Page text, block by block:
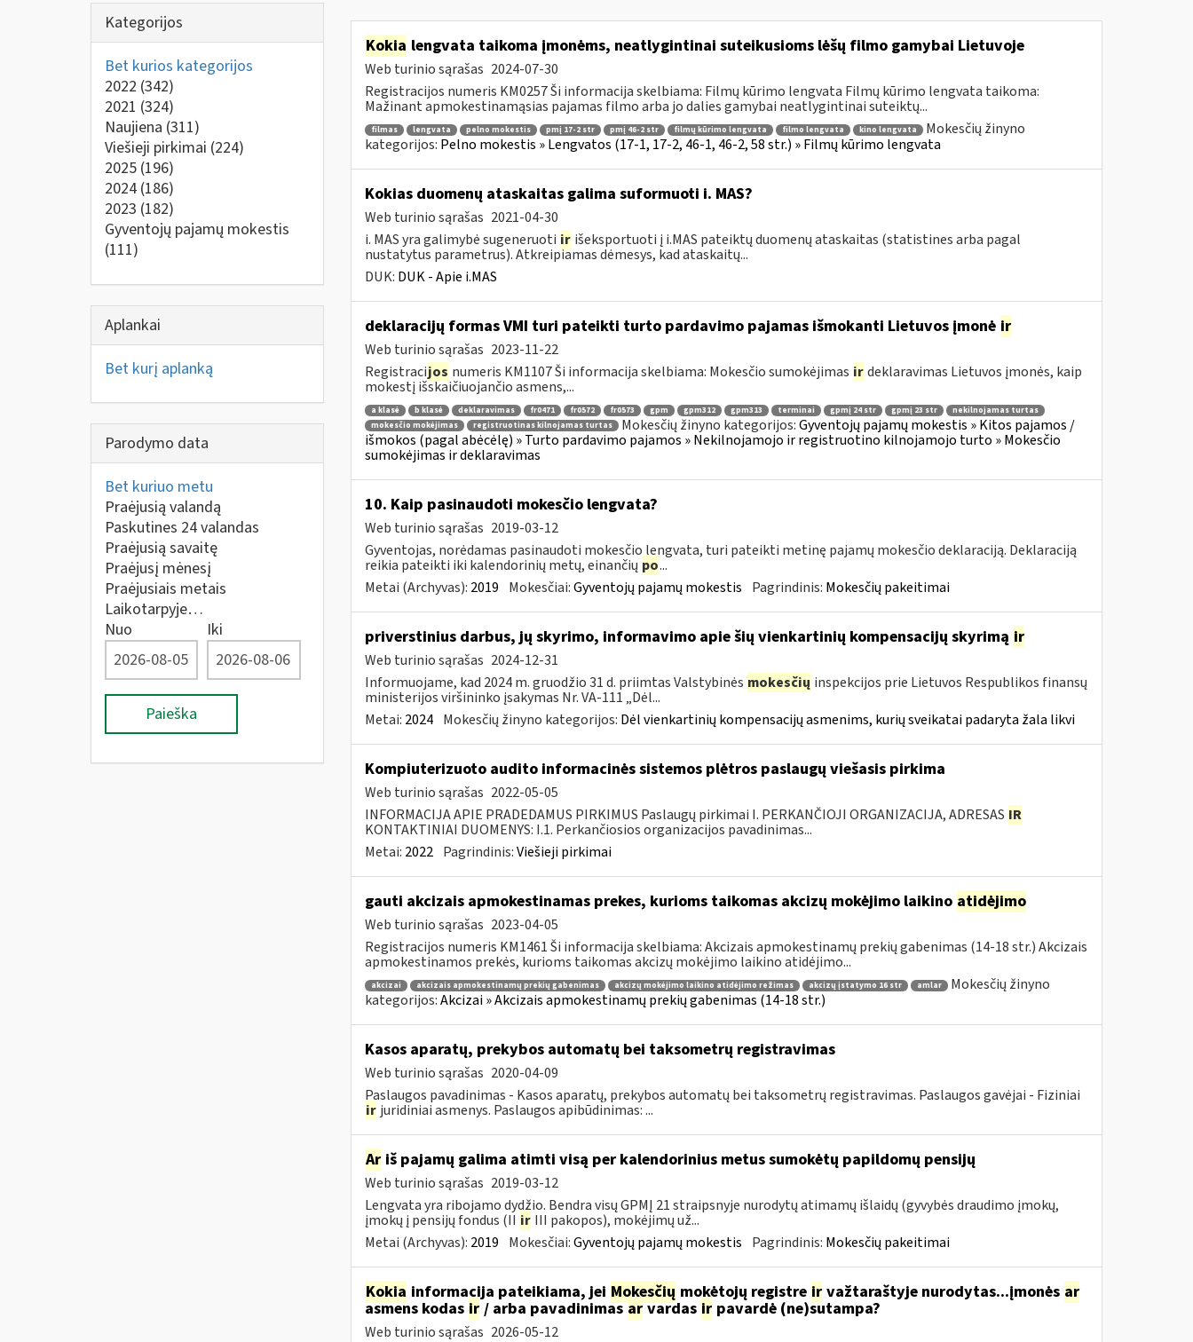
Kategorijos
Bet kurios kategorijos
2022 (342)
2021 (324)
Naujiena (311)
Viešieji pirkimai (224)
2025 (196)
2024 (186)
2023 (182)
Gyventojų pajamų mokestis
(111)
Aplankai
Bet kurį aplanką
Parodymo data
Bet kuriuo metu
Praėjusią valandą
Paskutines 24 valandas
Praėjusią savaitę
Praėjusį mėnesį
Praėjusiais metais
Laikotarpyje…
Nuo
Iki
Paieška
Kokia lengvata taikoma įmonėms, neatlygintinai suteikusioms lėšų filmo gamybai Lietuvoje
Web turinio sąrašas 2024-07-30
Registracijos numeris KM0257 Ši informacija skelbiama: Filmų kūrimo lengvata Filmų kūrimo lengvata taikoma:
Mažinant apmokestinamąsias pajamas filmo arba jo dalies gamybai neatlygintinai suteiktų...
filmas lengvata pelno mokestis pmį 17-2 str pmį 46-2 str filmų kūrimo lengvata filmo lengvata kino lengvata
Mokesčių žinyno
kategorijos: Pelno mokestis » Lengvatos (17-1, 17-2, 46-1, 46-2, 58 str.) » Filmų kūrimo lengvata
Kokias duomenų ataskaitas galima suformuoti i. MAS?
Web turinio sąrašas 2021-04-30
i. MAS yra galimybė sugeneruoti ir išeksportuoti į i.MAS pateiktų duomenų ataskaitas (statistines arba pagal
nustatytus parametrus). Atkreipiamas dėmesys, kad ataskaitų...
DUK: DUK - Apie i.MAS
deklaracijų formas VMI turi pateikti turto pardavimo pajamas išmokanti Lietuvos įmonė ir
Web turinio sąrašas 2023-11-22
Registracijos numeris KM1107 Ši informacija skelbiama: Mokesčio sumokėjimas ir deklaravimas Lietuvos įmonės, kaip
mokestį išskaičiuojančio asmens,...
a klasė b klasė deklaravimas fr0471 fr0572 fr0573 gpm gpm312 gpm313 terminai gpmį 24 str gpmį 23 str
nekilnojamas turtas
mokesčio mokėjimas
registruotinas kilnojamas turtas Mokesčių žinyno kategorijos:Gyventojų pajamų mokestis » Kitos pajamos /
išmokos (pagal abėcėlę) » Turto pardavimo pajamos » Nekilnojamojo ir registruotino kilnojamojo turto » Mokesčio
sumokėjimas ir deklaravimas
10. Kaip pasinaudoti mokesčio lengvata?
Web turinio sąrašas 2019-03-12
Gyventojas, norėdamas pasinaudoti mokesčio lengvata, turi pateikti metinę pajamų mokesčio deklaraciją. Deklaraciją
reikia pateikti iki kalendorinių metų, einančių po...
Metai (Archyvas): 2019 Mokesčiai:Gyventojų pajamų mokestis Pagrindinis: Mokesčių pakeitimai
priverstinius darbus, jų skyrimo, informavimo apie šių vienkartinių kompensacijų skyrimą ir
Web turinio sąrašas 2024-12-31
Informuojame, kad 2024 m. gruodžio 31 d. priimtas Valstybinės mokesčių inspekcijos prie Lietuvos Respublikos finansų
ministerijos viršininko įsakymas Nr. VA-111 „Dėl...
Metai: 2024 Mokesčių žinyno kategorijos: Dėl vienkartinių kompensacijų asmenims, kurių sveikatai padaryta žala likvi
Kompiuterizuoto audito informacinės sistemos plėtros paslaugų viešasis pirkima
Web turinio sąrašas 2022-05-05
INFORMACIJA APIE PRADEDAMUS PIRKIMUS Paslaugų pirkimai I. PERKANČIOJI ORGANIZACIJA, ADRESAS IR
KONTAKTINIAI DUOMENYS: I.1. Perkančiosios organizacijos pavadinimas...
Metai: 2022 Pagrindinis:Viešieji pirkimai
gauti akcizais apmokestinamas prekes, kurioms taikomas akcizų mokėjimo laikino atidėjimo
Web turinio sąrašas 2023-04-05
Registracijos numeris KM1461 Ši informacija skelbiama: Akcizais apmokestinamų prekių gabenimas (14-18 str.) Akcizais
apmokestinamos prekės, kurioms taikomas akcizų mokėjimo laikino atidėjimo...
akcizai akcizais apmokestinamų prekių gabenimas akcizų mokėjimo laikino atidėjimo režimas akcizų įstatymo 16 str amlar
Mokesčių žinyno
kategorijos:Akcizai » Akcizais apmokestinamų prekių gabenimas (14-18 str.)
Kasos aparatų, prekybos automatų bei taksometrų registravimas
Web turinio sąrašas 2020-04-09
Paslaugos pavadinimas - Kasos aparatų, prekybos automatų bei taksometrų registravimas. Paslaugos gavėjai - Fiziniai
ir juridiniai asmenys. Paslaugos apibūdinimas: ...
Ariš pajamų galima atimti visą per kalendorinius metus sumokėtų papildomų pensijų
Web turinio sąrašas 2019-03-12
Lengvata yra ribojamo dydžio. Bendra visų GPMĮ 21 straipsnyje nurodytų atimamų išlaidų (gyvybės draudimo įmokų,
įmokų į pensijų fondus (II ir III pakopos), mokėjimų už...
Metai (Archyvas): 2019 Mokesčiai:Gyventojų pajamų mokestis Pagrindinis: Mokesčių pakeitimai
Kokia informacija pateikiama, jei Mokesčių mokėtojų registre irvažtaraštyje nurodytas...įmonės ar
asmens kodas ir/ arba pavadinimasarvardas irpavardė (ne)sutampa?
Web turinio sąrašas 2026-05-12